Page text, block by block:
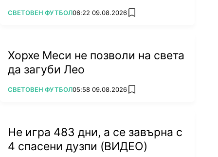
ПОВЕЧЕ ОТ
СВЕТОВЕН ФУТБОЛ06:22 09.08.2026 add favorites
Хорхе Меси не позволи на света
да загуби Лео
ПОВЕЧЕ ОТ
СВЕТОВЕН ФУТБОЛ05:58 09.08.2026 add favorites
Не игра 483 дни, а се завърна с
4 спасени дузпи (ВИДЕО)